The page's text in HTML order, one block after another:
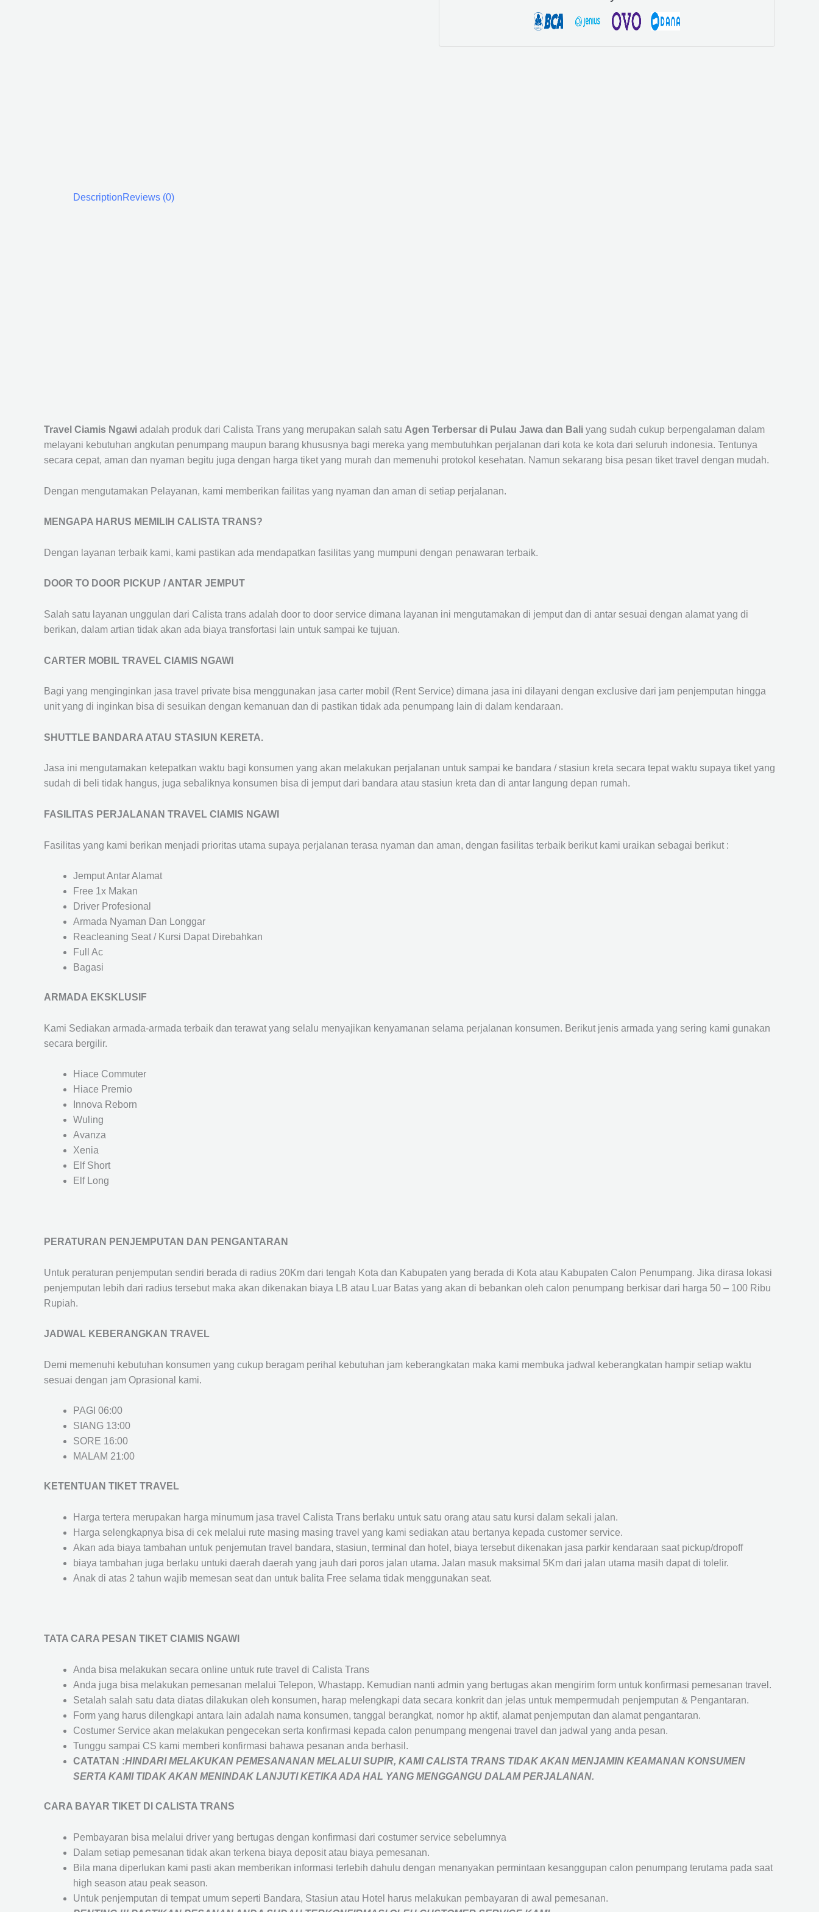
DescriptionReviews (0)
Travel Ciamis Ngawi adalah produk dari Calista Trans yang merupakan salah satu Agen Terbersar di Pulau Jawa dan Bali yang sudah cukup berpengalaman dalam
melayani kebutuhan angkutan penumpang maupun barang khususnya bagi mereka yang membutuhkan perjalanan dari kota ke kota dari seluruh indonesia. Tentunya
secara cepat, aman dan nyaman begitu juga dengan harga tiket yang murah dan memenuhi protokol kesehatan. Namun sekarang bisa pesan tiket travel dengan mudah.
Dengan mengutamakan Pelayanan, kami memberikan failitas yang nyaman dan aman di setiap perjalanan.
MENGAPA HARUS MEMILIH CALISTA TRANS?
Dengan layanan terbaik kami, kami pastikan ada mendapatkan fasilitas yang mumpuni dengan penawaran terbaik.
DOOR TO DOOR PICKUP / ANTAR JEMPUT
Salah satu layanan unggulan dari Calista trans adalah door to door service dimana layanan ini mengutamakan di jemput dan di antar sesuai dengan alamat yang di
berikan, dalam artian tidak akan ada biaya transfortasi lain untuk sampai ke tujuan.
CARTER MOBIL TRAVEL CIAMIS NGAWI
Bagi yang menginginkan jasa travel private bisa menggunakan jasa carter mobil (Rent Service) dimana jasa ini dilayani dengan exclusive dari jam penjemputan hingga
unit yang di inginkan bisa di sesuikan dengan kemanuan dan di pastikan tidak ada penumpang lain di dalam kendaraan.
SHUTTLE BANDARA ATAU STASIUN KERETA.
Jasa ini mengutamakan ketepatkan waktu bagi konsumen yang akan melakukan perjalanan untuk sampai ke bandara / stasiun kreta secara tepat waktu supaya tiket yang
sudah di beli tidak hangus, juga sebaliknya konsumen bisa di jemput dari bandara atau stasiun kreta dan di antar langung depan rumah.
FASILITAS PERJALANAN TRAVEL CIAMIS NGAWI
Fasilitas yang kami berikan menjadi prioritas utama supaya perjalanan terasa nyaman dan aman, dengan fasilitas terbaik berikut kami uraikan sebagai berikut :
Jemput Antar Alamat
Free 1x Makan
Driver Profesional
Armada Nyaman Dan Longgar
Reacleaning Seat / Kursi Dapat Direbahkan
Full Ac
Bagasi
ARMADA EKSKLUSIF
Kami Sediakan armada-armada terbaik dan terawat yang selalu menyajikan kenyamanan selama perjalanan konsumen. Berikut jenis armada yang sering kami gunakan
secara bergilir.
Hiace Commuter
Hiace Premio
Innova Reborn
Wuling
Avanza
Xenia
Elf Short
Elf Long
PERATURAN PENJEMPUTAN DAN PENGANTARAN
Untuk peraturan penjemputan sendiri berada di radius 20Km dari tengah Kota dan Kabupaten yang berada di Kota atau Kabupaten Calon Penumpang. Jika dirasa lokasi
penjemputan lebih dari radius tersebut maka akan dikenakan biaya LB atau Luar Batas yang akan di bebankan oleh calon penumpang berkisar dari harga 50 – 100 Ribu
Rupiah.
JADWAL KEBERANGKAN TRAVEL
Demi memenuhi kebutuhan konsumen yang cukup beragam perihal kebutuhan jam keberangkatan maka kami membuka jadwal keberangkatan hampir setiap waktu
sesuai dengan jam Oprasional kami.
PAGI 06:00
SIANG 13:00
SORE 16:00
MALAM 21:00
KETENTUAN TIKET TRAVEL
Harga tertera merupakan harga minumum jasa travel Calista Trans berlaku untuk satu orang atau satu kursi dalam sekali jalan.
Harga selengkapnya bisa di cek melalui rute masing masing travel yang kami sediakan atau bertanya kepada customer service.
Akan ada biaya tambahan untuk penjemutan travel bandara, stasiun, terminal dan hotel, biaya tersebut dikenakan jasa parkir kendaraan saat pickup/dropoff
biaya tambahan juga berlaku untuki daerah daerah yang jauh dari poros jalan utama. Jalan masuk maksimal 5Km dari jalan utama masih dapat di tolelir.
Anak di atas 2 tahun wajib memesan seat dan untuk balita Free selama tidak menggunakan seat.
TATA CARA PESAN TIKET CIAMIS NGAWI
Anda bisa melakukan secara online untuk rute travel di Calista Trans
Anda juga bisa melakukan pemesanan melalui Telepon, Whastapp. Kemudian nanti admin yang bertugas akan mengirim form untuk konfirmasi pemesanan travel.
Setalah salah satu data diatas dilakukan oleh konsumen, harap melengkapi data secara konkrit dan jelas untuk mempermudah penjemputan & Pengantaran.
Form yang harus dilengkapi antara lain adalah nama konsumen, tanggal berangkat, nomor hp aktif, alamat penjemputan dan alamat pengantaran.
Costumer Service akan melakukan pengecekan serta konfirmasi kepada calon penumpang mengenai travel dan jadwal yang anda pesan.
Tunggu sampai CS kami memberi konfirmasi bahawa pesanan anda berhasil.
CATATAN :HINDARI MELAKUKAN PEMESANANAN MELALUI SUPIR, KAMI CALISTA TRANS TIDAK AKAN MENJAMIN KEAMANAN KONSUMEN
SERTA KAMI TIDAK AKAN MENINDAK LANJUTI KETIKA ADA HAL YANG MENGGANGU DALAM PERJALANAN.
CARA BAYAR TIKET DI CALISTA TRANS
Pembayaran bisa melalui driver yang bertugas dengan konfirmasi dari costumer service sebelumnya
Dalam setiap pemesanan tidak akan terkena biaya deposit atau biaya pemesanan.
Bila mana diperlukan kami pasti akan memberikan informasi terlebih dahulu dengan menanyakan permintaan kesanggupan calon penumpang terutama pada saat
high season atau peak season.
Untuk penjemputan di tempat umum seperti Bandara, Stasiun atau Hotel harus melakukan pembayaran di awal pemesanan.